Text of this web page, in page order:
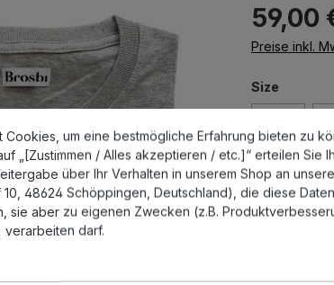
59,00
Preise inkl.
Size
Zum
um eine bestmögliche Erfahrung bieten zu
um eine bestmögliche Erfahrung bieten zu
„[Zustimmen / Alles akzeptieren / etc.]“ erteilen Sie
über Ihr Verhalten in unserem Shop an
48624 Schöppingen, Deutschland), die diese
sie aber zu eigenen Zwecken (z.B.
verarbeiten darf.